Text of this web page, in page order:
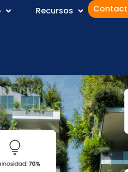
Recursos